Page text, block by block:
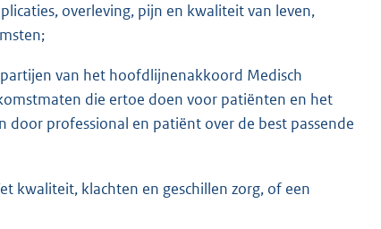
overleving, pijn en kwaliteit van leven,
van het hoofdlijnenakkoord Medisch
die ertoe doen voor patiënten en het
door professional en patiënt over de best passende
kwaliteit, klachten en geschillen zorg, of een